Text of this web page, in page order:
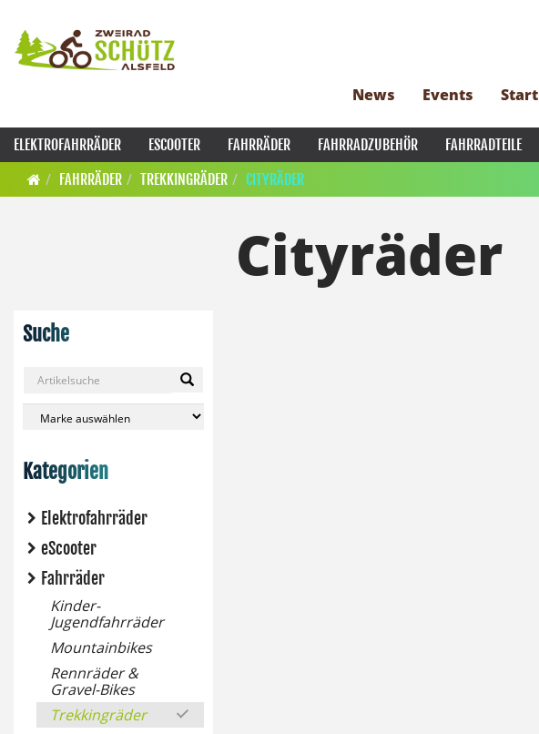
News Events Start
ELEKTROFAHRRÄDER ESCOOTER FAHRRÄDER FAHRRADZUBEHÖR FAHRRADTEILE
FAHRRÄDER
TREKKINGRÄDER CITYRÄDER
Suche
Kategorien
Elektrofahrräder
eScooter
Fahrräder
Kinder-
Jugendfahrräder
Mountainbikes
Rennräder &
Gravel-Bikes
Trekkingräder
Cityräder